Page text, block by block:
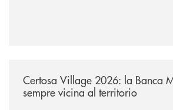
Certosa Village 2026: la Banca
sempre vicina al territorio